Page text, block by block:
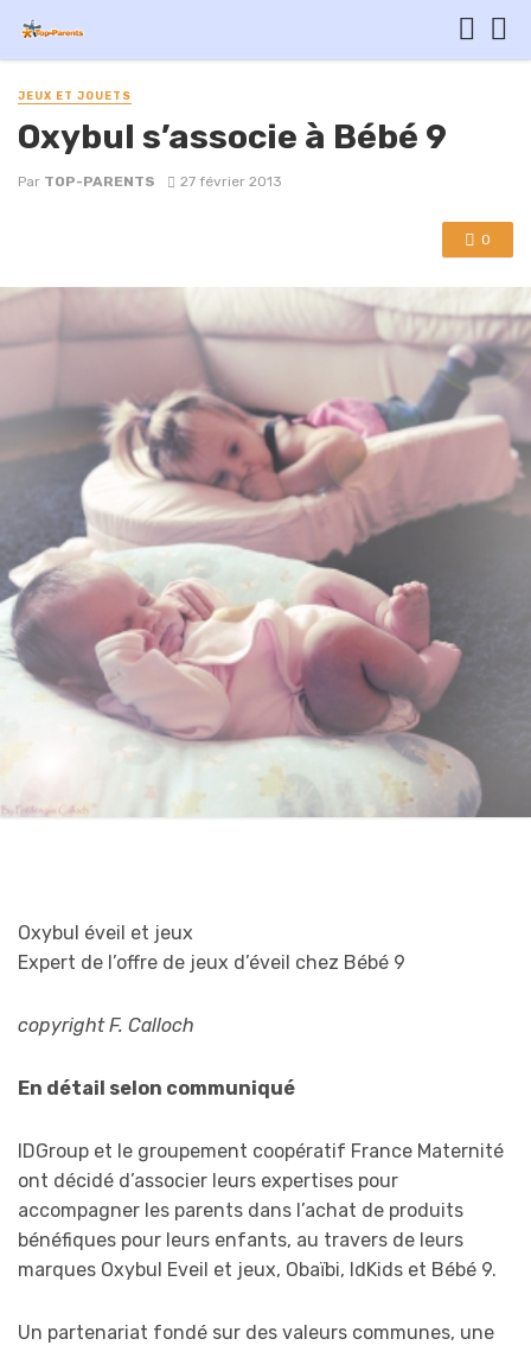
JEUX ET JOUETS
Oxybul s’associe à Bébé 9
Par TOP-PARENTS 27 février 2013
0
Oxybul éveil et jeux
Expert de l’offre de jeux d’éveil chez Bébé 9
copyright F. Calloch
En détail selon communiqué
IDGroup et le groupement coopératif France Maternité
ont décidé d’associer leurs expertises pour
accompagner les parents dans l’achat de produits
bénéfiques pour leurs enfants, au travers de leurs
marques Oxybul Eveil et jeux, Obaïbi, IdKids et Bébé 9.
Un partenariat fondé sur des valeurs communes, une